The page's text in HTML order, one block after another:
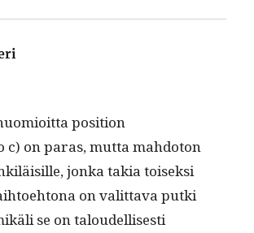
position
c) on paras, mut­ta mah­do­ton
jon­ka takia toisek­si
on valit­ta­va put­ki
se on taloudel­lis­es­ti